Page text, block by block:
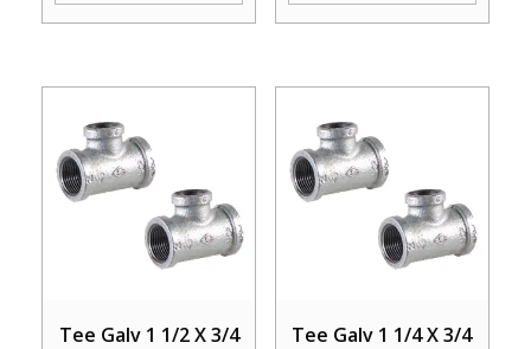
Tee Galv 1 1/2 X 3/4
Tee Galv 1 1/4 X 3/4